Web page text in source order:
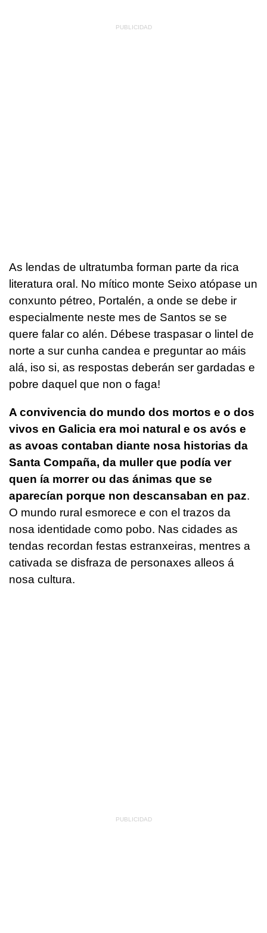
As lendas de ultratumba forman parte da rica
literatura oral. No mítico monte Seixo atópase un
conxunto pétreo, Portalén, a onde se debe ir
especialmente neste mes de Santos se se
quere falar co alén. Débese traspasar o lintel de
norte a sur cunha candea e preguntar ao máis
alá, iso si, as respostas deberán ser gardadas e
pobre daquel que non o faga!
A convivencia do mundo dos mortos e o dos
vivos en Galicia era moi natural e os avós e
as avoas contaban diante nosa historias da
Santa Compaña, da muller que podía ver
quen ía morrer ou das ánimas que se
aparecían porque non descansaban en paz.
O mundo rural esmorece e con el trazos da
nosa identidade como pobo. Nas cidades as
tendas recordan festas estranxeiras, mentres a
cativada se disfraza de personaxes alleos á
nosa cultura.